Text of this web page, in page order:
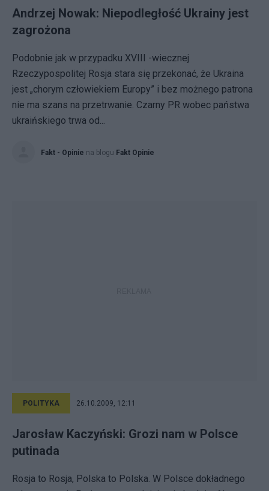
Andrzej Nowak: Niepodległość Ukrainy jest
zagrożona
Podobnie jak w przypadku XVIII -wiecznej
Rzeczypospolitej Rosja stara się przekonać, że Ukraina
jest „chorym człowiekiem Europy” i bez możnego patrona
nie ma szans na przetrwanie. Czarny PR wobec państwa
ukraińskiego trwa od...
Fakt - Opinie na blogu Fakt Opinie
POLITYKA 26.10.2009, 12:11
Jarosław Kaczyński: Grozi nam w Polsce
putinada
Rosja to Rosja, Polska to Polska. W Polsce dokładnego